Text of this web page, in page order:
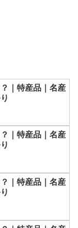
｜特産品｜名産
｜特産品｜名産
｜特産品｜名産